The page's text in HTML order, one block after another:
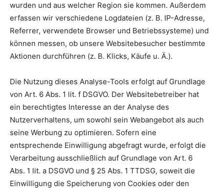
wurden und aus welcher Region sie kommen. Außerdem
erfassen wir verschiedene Logdateien (z. B. IP-Adresse,
Referrer, verwendete Browser und Betriebssysteme) und
können messen, ob unsere Websitebesucher bestimmte
Aktionen durchführen (z. B. Klicks, Käufe u. Ä.).
Die Nutzung dieses Analyse-Tools erfolgt auf Grundlage
von Art. 6 Abs. 1 lit. f DSGVO. Der Websitebetreiber hat
ein berechtigtes Interesse an der Analyse des
Nutzerverhaltens, um sowohl sein Webangebot als auch
seine Werbung zu optimieren. Sofern eine
entsprechende Einwilligung abgefragt wurde, erfolgt die
Verarbeitung ausschließlich auf Grundlage von Art. 6
Abs. 1 lit. a DSGVO und § 25 Abs. 1 TTDSG, soweit die
Einwilligung die Speicherung von Cookies oder den